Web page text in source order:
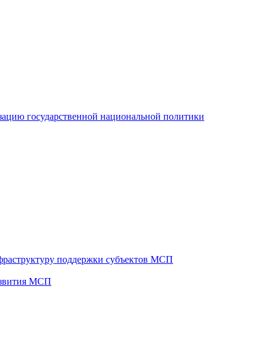
государственной национальной политики
поддержки субъектов МСП
МСП